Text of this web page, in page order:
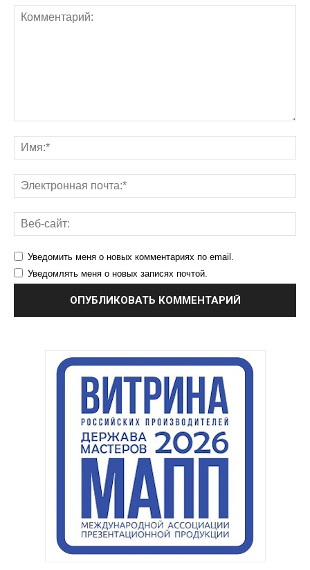
Уведомить меня о новых комментариях по email.
Уведомлять меня о новых записях почтой.